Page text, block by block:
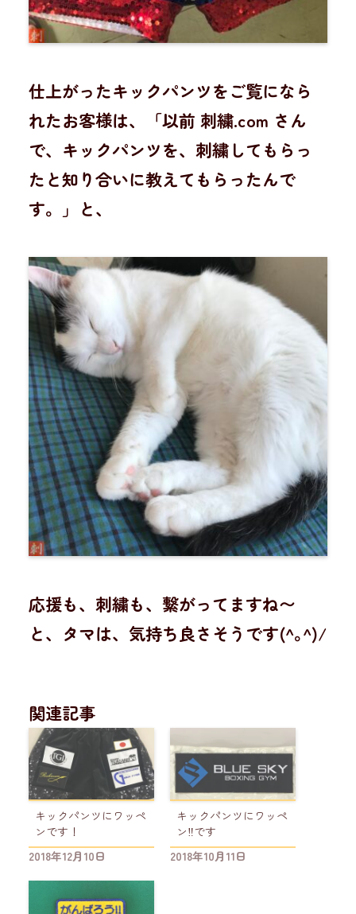
仕上がったキックパンツをご覧になら
れたお客様は、「以前 刺繍.com さん
で、キックパンツを、刺繍してもらっ
たと知り合いに教えてもらったんで
す。」と、
応援も、刺繍も、繋がってますね〜
と、タマは、気持ち良さそうです(^｡^)/
関連記事
キックパンツにワッペ
ンです！
2018年12月10日
キックパンツにワッペ
ン‼️です
2018年10月11日